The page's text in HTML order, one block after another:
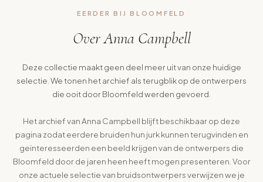
EERDER BIJ BLOOMFELD
Over Anna Campbell
Deze collectie maakt geen deel meer uit van onze huidige
selectie. We tonen het archief als terugblik op de ontwerpers
die ooit door Bloomfeld werden gevoerd.
Het archief van Anna Campbell blijft beschikbaar op deze
pagina zodat eerdere bruiden hun jurk kunnen terugvinden en
geïnteresseerden een beeld krijgen van de ontwerpers die
Bloomfeld door de jaren heen heeft mogen presenteren. Voor
onze actuele selectie van bruidsontwerpers verwijzen we je